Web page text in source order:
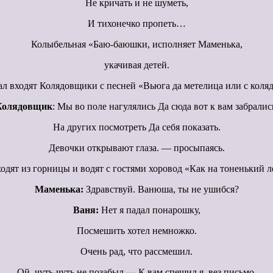
Не кричать и не шуметь,
И тихонечко пропеть…
Колыбельная «Баю-баюшки, исполняет Маменька,
укачивая детей.
входят Колядовщики с песней «Вьюга да метелица или с
: Мы во поле нагулялись Да сюда вот к вам
На других посмотреть Да себя показать.
Девочки открывают глаза. — просыпаясь.
из горницы и водят с гостями хоровод «Как на тоненький
Маменька: Здравствуй. Ванюша, ты не ушибся?
Ваня: Нет я падал понарошку,
Посмешить хотел немножко.
Очень рад, что рассмешил.